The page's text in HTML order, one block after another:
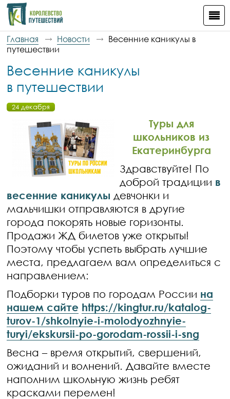
Главная Новости
Весенние каникулы в
путешествии
Весенние каникулы
в путешествии
24 декабря
Туры для
школьников из
Екатеринбурга
Здравствуйте! По
доброй традиции в
весенние каникулы девчонки и
мальчишки отправляются в другие
города покорять новые горизонты.
Продажи ЖД билетов уже открыты!
Поэтому чтобы успеть выбрать лучшие
места, предлагаем вам определиться с
направлением:
Подборки туров по городам России на
нашем сайте https://kingtur.ru/katalog-
turov-1/shkolnyie-i-molodyozhnyie-
turyi/ekskursii-po-gorodam-rossii-i-sng
Весна – время открытий, свершений,
ожиданий и волнений. Давайте вместе
наполним школьную жизнь ребят
красками перемен!